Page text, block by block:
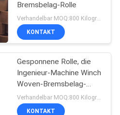
Bremsbelag-Rolle
KONTAKT
Gesponnene Rolle, die
Ingenieur-Machine Winch
Woven-Bremsbelag-
materielles Bremsband
zeichnet
KONTAKT